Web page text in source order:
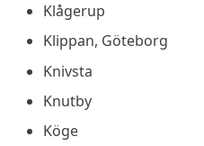
Klågerup
Klippan, Göteborg
Knivsta
Knutby
Köge